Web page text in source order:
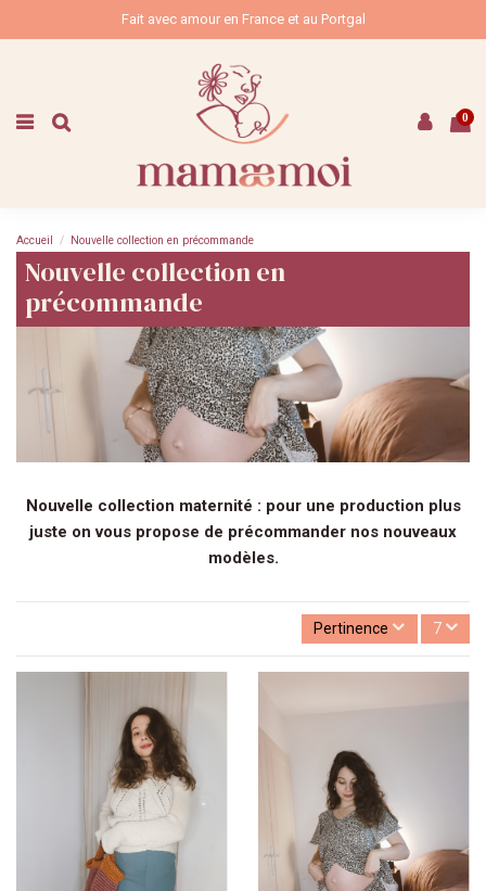
Fait avec amour en France et au Portgal
0
Accueil Nouvelle collection en précommande
Nouvelle collection en
précommande
Nouvelle collection maternité : pour une production plus
juste on vous propose de précommander nos nouveaux
modèles.
Pertinence 7